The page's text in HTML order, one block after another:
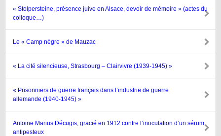
« Stolpersteine, présence juive en Alsace, devoir de mémoire » (actes du
colloque…)
Le « Camp nègre » de Mauzac
« La cité silencieuse, Strasbourg – Clairvivre (1939-1945) »
« Prisonniers de guerre français dans l’industrie de guerre
allemande (1940-1945) »
Antoine Marius Décugis, gracié en 1912 contre l’inoculation d’un sérum
antipesteux